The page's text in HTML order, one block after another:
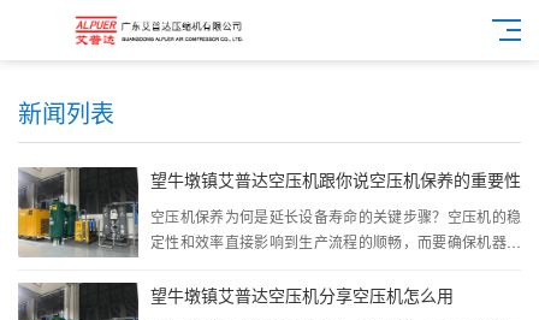
新闻列表
望牛墩镇艾普达空压机跟你说空压机保养的重要性
空压机保养为何是延长设备寿命的关键步骤？空压机的稳
定性和效率直接影响到生产流程的顺畅，而要确保机器的
望牛墩镇艾普达空压机分享空压机怎么用